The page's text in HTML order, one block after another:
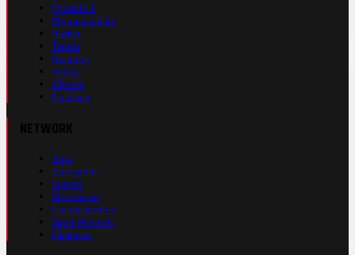
Formula 1
Motomondiale
Basket
Tennis
Running
Volley
eSports
Ciclismo
Auto
Autosprint
Inmoto
Motosprint
Guerinsportivo
Sport Network
Fantacup